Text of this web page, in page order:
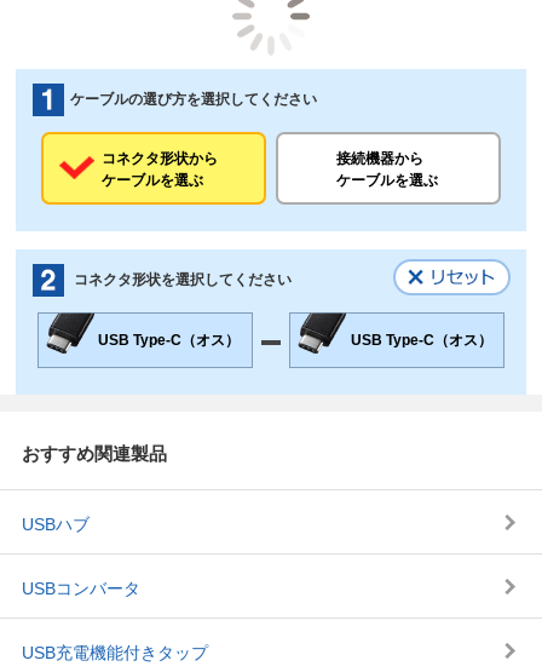
ケーブルの選び方を選択してください
コネクタ形状から
ケーブルを選ぶ
接続機器から
ケーブルを選ぶ
コネクタ形状を選択してください
USB Type-C（オス） USB Type-C（オス）
おすすめ関連製品
USBハブ
USBコンバータ
USB充電機能付き タップ